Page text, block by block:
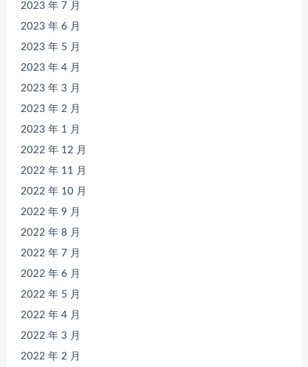
2023 年 7 月
2023 年 6 月
2023 年 5 月
2023 年 4 月
2023 年 3 月
2023 年 2 月
2023 年 1 月
2022 年 12 月
2022 年 11 月
2022 年 10 月
2022 年 9 月
2022 年 8 月
2022 年 7 月
2022 年 6 月
2022 年 5 月
2022 年 4 月
2022 年 3 月
2022 年 2 月